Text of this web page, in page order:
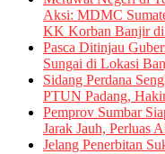
Aksi: MDMC
KK Korban Banjir di
Pasca Ditinjau
Sungai di Lokasi
Sidang Perdana
PTUN Padang,
Pemprov Sumbar
Jarak Jauh, Perluas
Jelang Penerbitan